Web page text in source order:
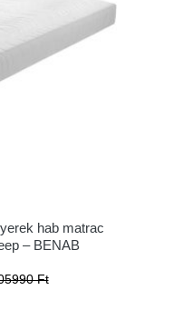
hab matrac
– BENAB
Ft